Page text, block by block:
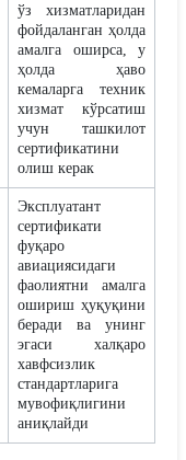
ўз хизматларидан
фойдаланган ҳолда
амалга оширса, у
ҳолда ҳаво
кемаларга техник
хизмат кўрсатиш
учун ташкилот
сертификатини
олиш керак
Эксплуатант
сертификати
фуқаро
авиациясидаги
фаолиятни амалга
ошириш ҳуқуқини
беради ва унинг
эгаси халқаро
хавфсизлик
стандартларига
мувофиқлигини
аниқлайди